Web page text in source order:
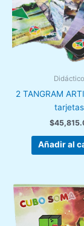
2 TANGRAM
$
Añadir al